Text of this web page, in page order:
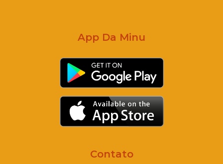
App Da Minu
Contato